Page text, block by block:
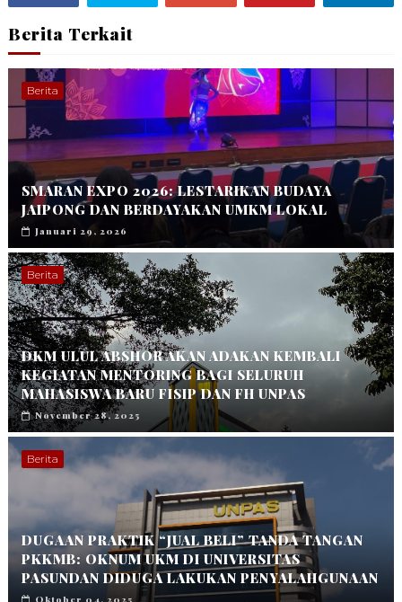
Berita Terkait
Berita
SMARAN EXPO 2026: LESTARIKAN BUDAYA
JAIPONG DAN BERDAYAKAN UMKM LOKAL
Januari 29, 2026
Berita
DKM ULUL ABSHOR AKAN ADAKAN KEMBALI
KEGIATAN MENTORING BAGI SELURUH
MAHASISWA BARU FISIP DAN FH UNPAS
November 28, 2025
Berita
DUGAAN PRAKTIK “JUAL BELI” TANDA TANGAN
PKKMB: OKNUM UKM DI UNIVERSITAS
PASUNDAN DIDUGA LAKUKAN PENYALAHGUNAAN
Oktober 04, 2025